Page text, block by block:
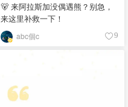
🐻 来阿拉斯加没偶遇熊？别急，
来这里补救一下！
abc個c 9